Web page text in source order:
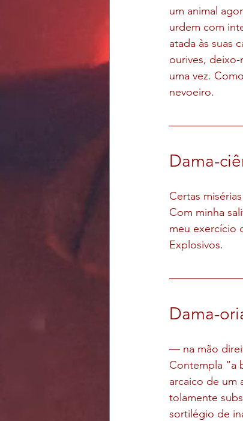
um animal
urdem com
atada às suas
ourives,
uma vez.
nevoeiro.
Dama-
Certas
Com minha
meu exercício
Explosivos.
Dama-
— na mão
Contempla “a
arcaico de um
tolamente
sortilégio de